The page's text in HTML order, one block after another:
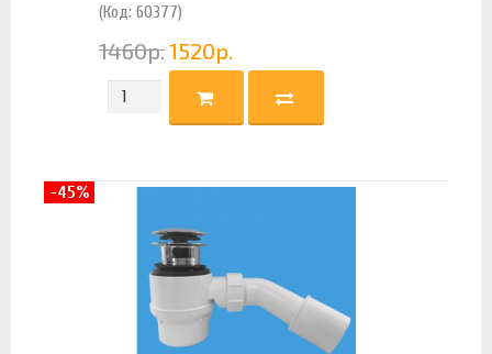
(Код: 60377)
1460р.1520р.
-45%